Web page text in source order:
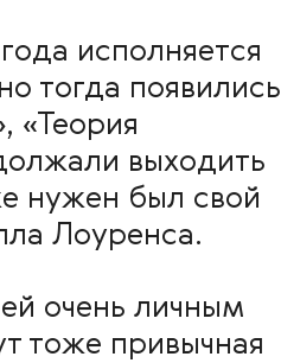
исполняется
тогда появились
«Теория
выходить
нужен был свой
Лоуренса.
очень личным
тоже привычная